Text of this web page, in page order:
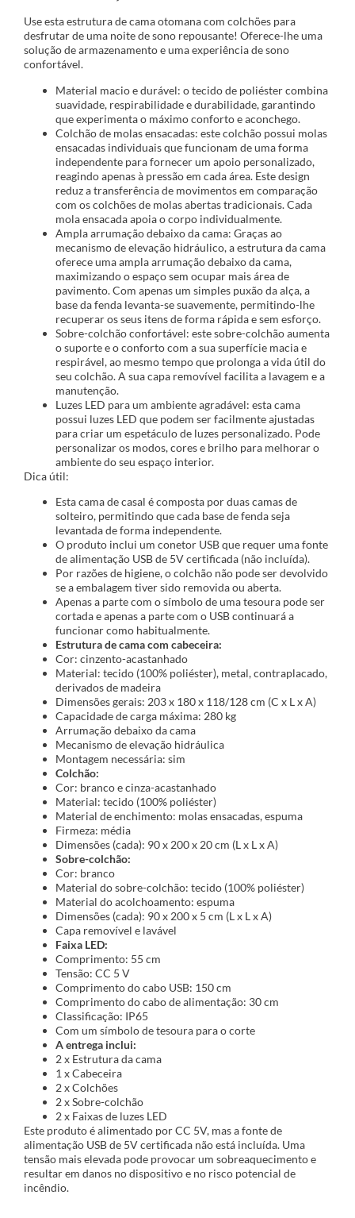
Use esta estrutura de cama otomana com colchões para
desfrutar de uma noite de sono repousante! Oferece-lhe uma
solução de armazenamento e uma experiência de sono
confortável.
Material macio e durável: o tecido de poliéster combina
suavidade, respirabilidade e durabilidade, garantindo
que experimenta o máximo conforto e aconchego.
Colchão de molas ensacadas: este colchão possui molas
ensacadas individuais que funcionam de uma forma
independente para fornecer um apoio personalizado,
reagindo apenas à pressão em cada área. Este design
reduz a transferência de movimentos em comparação
com os colchões de molas abertas tradicionais. Cada
mola ensacada apoia o corpo individualmente.
Ampla arrumação debaixo da cama: Graças ao
mecanismo de elevação hidráulico, a estrutura da cama
oferece uma ampla arrumação debaixo da cama,
maximizando o espaço sem ocupar mais área de
pavimento. Com apenas um simples puxão da alça, a
base da fenda levanta-se suavemente, permitindo-lhe
recuperar os seus itens de forma rápida e sem esforço.
Sobre-colchão confortável: este sobre-colchão aumenta
o suporte e o conforto com a sua superfície macia e
respirável, ao mesmo tempo que prolonga a vida útil do
seu colchão. A sua capa removível facilita a lavagem e a
manutenção.
Luzes LED para um ambiente agradável: esta cama
possui luzes LED que podem ser facilmente ajustadas
para criar um espetáculo de luzes personalizado. Pode
personalizar os modos, cores e brilho para melhorar o
ambiente do seu espaço interior.
Dica útil:
Esta cama de casal é composta por duas camas de
solteiro, permitindo que cada base de fenda seja
levantada de forma independente.
O produto inclui um conetor USB que requer uma fonte
de alimentação USB de 5V certificada (não incluída).
Por razões de higiene, o colchão não pode ser devolvido
se a embalagem tiver sido removida ou aberta.
Apenas a parte com o símbolo de uma tesoura pode ser
cortada e apenas a parte com o USB continuará a
funcionar como habitualmente.
Estrutura de cama com cabeceira:
Cor: cinzento-acastanhado
Material: tecido (100% poliéster), metal, contraplacado,
derivados de madeira
Dimensões gerais: 203 x 180 x 118/128 cm (C x L x A)
Capacidade de carga máxima: 280 kg
Arrumação debaixo da cama
Mecanismo de elevação hidráulica
Montagem necessária: sim
Colchão:
Cor: branco e cinza-acastanhado
Material: tecido (100% poliéster)
Material de enchimento: molas ensacadas, espuma
Firmeza: média
Dimensões (cada): 90 x 200 x 20 cm (L x L x A)
Sobre-colchão:
Cor: branco
Material do sobre-colchão: tecido (100% poliéster)
Material do acolchoamento: espuma
Dimensões (cada): 90 x 200 x 5 cm (L x L x A)
Capa removível e lavável
Faixa LED:
Comprimento: 55 cm
Tensão: CC 5 V
Comprimento do cabo USB: 150 cm
Comprimento do cabo de alimentação: 30 cm
Classificação: IP65
Com um símbolo de tesoura para o corte
A entrega inclui:
2 x Estrutura da cama
1 x Cabeceira
2 x Colchões
2 x Sobre-colchão
2 x Faixas de luzes LED
Este produto é alimentado por CC 5V, mas a fonte de
alimentação USB de 5V certificada não está incluída. Uma
tensão mais elevada pode provocar um sobreaquecimento e
resultar em danos no dispositivo e no risco potencial de
incêndio.